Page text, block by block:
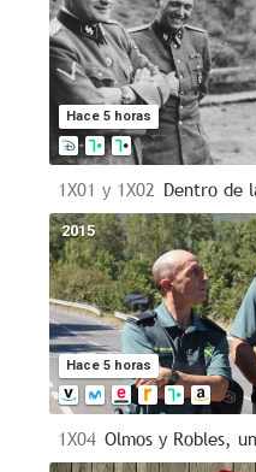
Hace 5 horas
1X01 y 1X02 Dentro de
Hace 5 horas
2015
1X04 Olmos y Robles,